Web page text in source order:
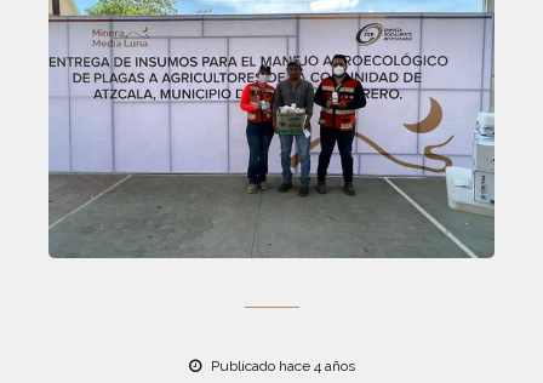
Publicado hace 4 años